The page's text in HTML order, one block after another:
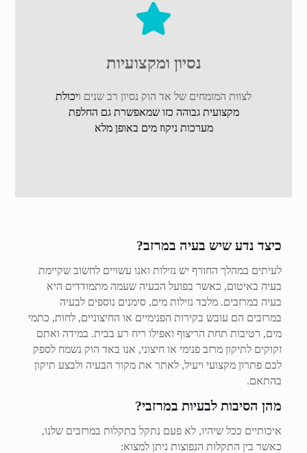
נסיון ומקצועיות
לצוות המומחים של אד הוק נסיון רב שנים ויכולת
מקצועית גבוהה כזו שמאפשרת גם החלפת
מערכות ניקוז מים באופן מלא
כיצד נדע שיש בעיה במרזב?
לעיתים במהלך החורף יש נזילות ואנו עשויים לחשוב שקיימת
בעיה באיטום, כאשר בפועל הבעיה שעמה מתמודדים היא
בעיה במרזבים. מלבד נזילות מים, סימנים נוספים לבעיה
במרזבים הם עובש בקירות הפנימיים או החיצוניים, לחות, כתמי
מים, רטיבות תחת הריצוף ואפילו ריח רע בבית. במידה ואתם
זקוקים לתיקון מרזב פנימי או חיצוני, אנו באד הוק נשמח לספק
לכם פתרון מקצועי ויעיל, לאתר את מקור הבעיה ולבצע תיקון
בהתאם.
מהן הסיבות לבעיות במרזבי?
איכותיים ככל שיהיו, לא פעם נתקל בתקלות במרזבים שלנו,
כאשר בין התקלות הנפוצות ניתן למצוא: